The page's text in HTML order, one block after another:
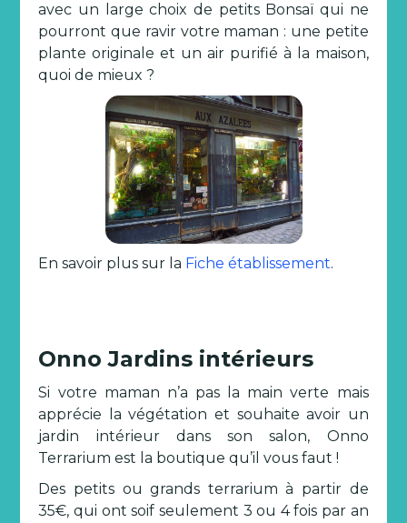
avec un large choix de petits Bonsaï qui ne
pourront que ravir votre maman : une petite
plante originale et un air purifié à la maison,
quoi de mieux ?
En savoir plus sur la Fiche établissement.
Onno Jardins intérieurs
Si votre maman n’a pas la main verte mais
apprécie la végétation et souhaite avoir un
jardin intérieur dans son salon, Onno
Terrarium est la boutique qu’il vous faut !
Des petits ou grands terrarium à partir de
35€, qui ont soif seulement 3 ou 4 fois par an